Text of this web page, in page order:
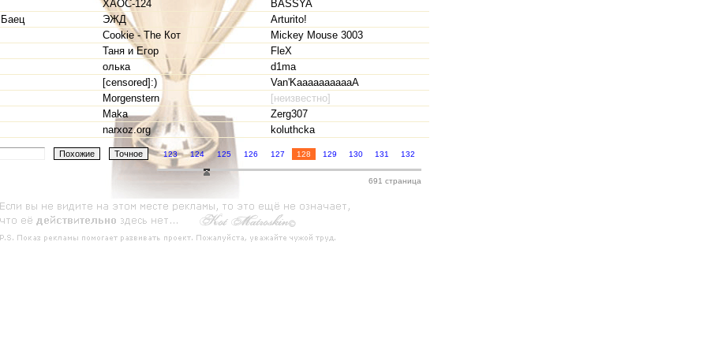
XAOC-124
BASSYA
ЭЖД
Arturito!
Cookie - The Кот
Mickey Mouse 3003
Таня и Егор
FleX
олька
d1ma
[censored]:)
Van'KaaaaaaaaaaA
Morgenstern
[неизвестно]
Maka
Zerg307
narxoz.org
koluthcka
123 124 125 126 127 128 129 130 131 132
691 страница